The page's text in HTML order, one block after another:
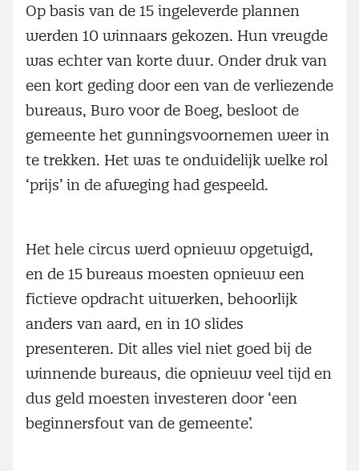
Op basis van de 15 ingeleverde plannen
werden 10 winnaars gekozen. Hun vreugde
was echter van korte duur. Onder druk van
een kort geding door een van de verliezende
bureaus, Buro voor de Boeg, besloot de
gemeente het gunningsvoornemen weer in
te trekken. Het was te onduidelijk welke rol
‘prijs’ in de afweging had gespeeld.
Het hele circus werd opnieuw opgetuigd,
en de 15 bureaus moesten opnieuw een
fictieve opdracht uitwerken, behoorlijk
anders van aard, en in 10 slides
presenteren. Dit alles viel niet goed bij de
winnende bureaus, die opnieuw veel tijd en
dus geld moesten investeren door ‘een
beginnersfout van de gemeente’.